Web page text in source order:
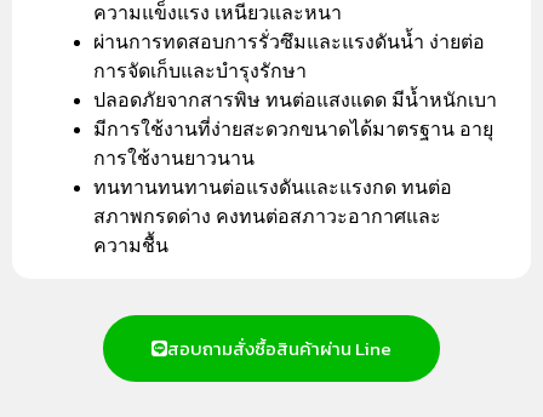
ความแข็งแรง เหนียวและหนา
ผ่านการทดสอบการรั่วซึมและแรงดันน้ำ ง่ายต่อ
การจัดเก็บและบำรุงรักษา
ปลอดภัยจากสารพิษ ทนต่อแสงแดด มีน้ำหนักเบา
มีการใช้งานที่ง่ายสะดวกขนาดได้มาตรฐาน อายุ
การใช้งานยาวนาน
ทนทานทนทานต่อแรงดันและแรงกด ทนต่อ
สภาพกรดด่าง คงทนต่อสภาวะอากาศและ
ความชื้น
สอบถามสั่งซื้อสินค้าผ่าน Line